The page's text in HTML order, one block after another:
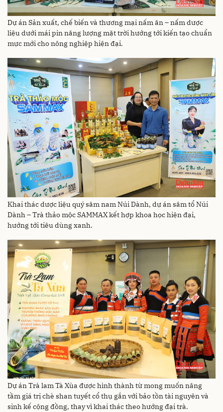
Dự án Sản xuất, chế biến và thương mại nấm ăn – nấm dược
liệu dưới mái pin năng lượng mặt trời hướng tới kiến tạo chuẩn
mực mới cho nông nghiệp hiện đại.
Khai thác dược liệu quý sâm nam Núi Dành, dự án sâm tổ Núi
Dành – Trà thảo mộc SAMMAX kết hợp khoa học hiện đại,
hướng tới tiêu dùng xanh.
Dự án Trà lam Tà Xùa được hình thành từ mong muốn nâng
tầm giá trị chè shan tuyết cổ thụ gắn với bảo tồn tài nguyên và
sinh kế cộng đồng, thay vì khai thác theo hướng đại trà.